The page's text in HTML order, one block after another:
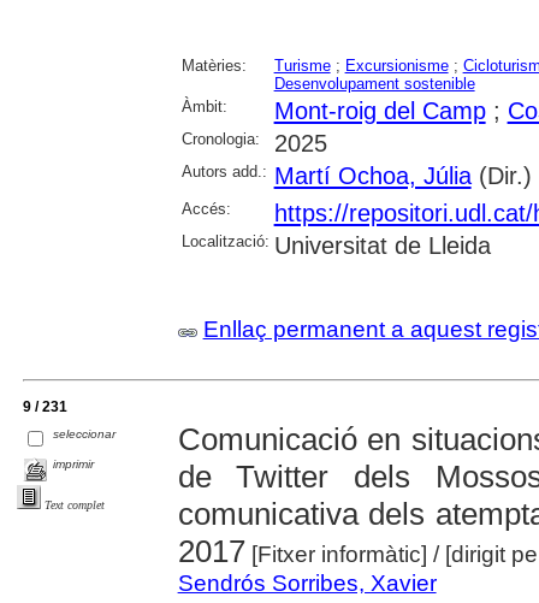
Matèries: Turisme; Excursionisme;
Desenvolupament sostenible
Àmbit:
Mont-roig del Camp;
Cronologia: 2025
Autors add.: Martí Ochoa, Júlia(Dir.)
Accés: https://
Localització: Universitat de Lleida
Enllaç permanent a aquest
9 / 231
seleccionar
imprimir
Text complet
Comunicació en
de Twitter dels
comunicativa dels
2017 [Fitxer informàtic] / [dirigit
Sendrós Sorribes, Xavier